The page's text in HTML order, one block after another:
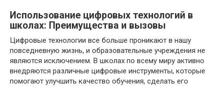
Использование цифровых технологий в
школах: Преимущества и вызовы
Цифровые технологии все больше проникают в нашу
повседневную жизнь, и образовательные учреждения не
являются исключением. В школах по всему миру активно
внедряются различные цифровые инструменты, которые
помогают улучшить качество обучения, сделать его